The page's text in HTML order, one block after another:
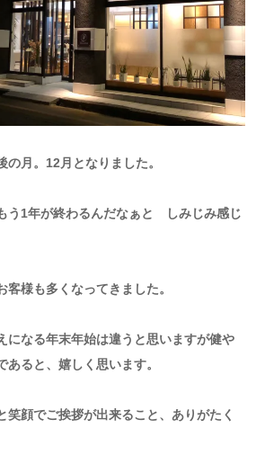
月。12月となりました。
う1年が終わるんだなぁと しみじみ感じ
様も多くなってきました。
になる年末年始は違うと思いますが健や
ると、嬉しく思います。
笑顔でご挨拶が出来ること、ありがたく